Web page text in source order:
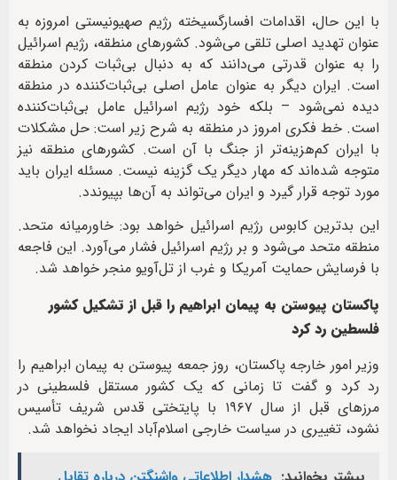
با این حال، اقدامات افسارگسیخته رژیم صهیونیستی امروزه به
عنوان تهدید اصلی تلقی می‌شود. کشورهای منطقه، رژیم اسرائیل
را به عنوان قدرتی می‌دانند که به دنبال بی‌ثبات کردن منطقه
است. ایران دیگر به عنوان عامل اصلی بی‌ثبات‌کننده در منطقه
دیده نمی‌شود – بلکه خود رژیم اسرائیل عامل بی‌ثبات‌کننده
است. خط فکری امروز در منطقه به شرح زیر است: حل مشکلات
با ایران کم‌هزینه‌تر از جنگ با آن است. کشورهای منطقه نیز
متوجه شده‌اند که مهار دیگر یک گزینه نیست. مسئله ایران باید
مورد توجه قرار گیرد و ایران می‌تواند به آن‌ها بپیوندد.
این بدترین کابوس رژیم اسرائیل خواهد بود: خاورمیانه متحد.
منطقه متحد می‌شود و بر رژیم اسرائیل فشار می‌آورد. این فاجعه
با فرسایش حمایت آمریکا و غرب از تل‌آویو منجر خواهد شد.
پاکستان پیوستن به پیمان ابراهیم را قبل از تشکیل کشور
فلسطین رد کرد
وزیر امور خارجه پاکستان، روز جمعه پیوستن به پیمان ابراهیم را
رد کرد و گفت تا زمانی که یک کشور مستقل فلسطینی در
مرزهای قبل از سال ۱۹۶۷ با پایتختی قدس شریف تأسیس
نشود، تغییری در سیاست خارجی اسلام‌آباد ایجاد نخواهد شد.